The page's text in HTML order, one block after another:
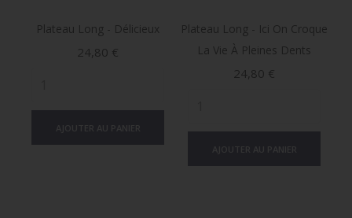
Plateau Long - Délicieux
Prix
24,80 €
Plateau Long - Ici On Croque
La Vie À Pleines Dents
Prix
24,80 €